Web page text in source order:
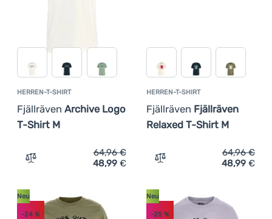
HERREN-T-SHIRT
Fjällräven Archive Logo
T-Shirt M
Zum Vergleich 'Herren-T-Shirt Fjällräven Archive Logo
64,96€
48,99 €
HERREN-T-SHIRT
Fjällräven Fjällräven
Relaxed T-Shirt M
Zum Vergleich 'Herren-T-
64,96€
48,99 €
Neu
-24 %
Neu
-25%